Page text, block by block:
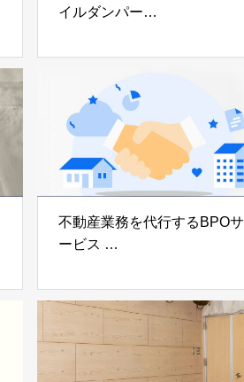
イルダンパー
「evoltz」
不動産業務を代行するBPOサ
ービス
らぶGROUP